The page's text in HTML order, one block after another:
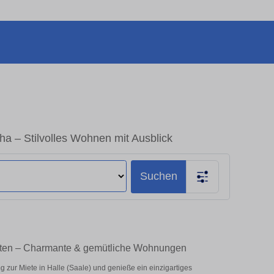
– Stilvolles Wohnen mit Ausblick
Suchen
– Charmante & gemütliche Wohnungen
zur Miete in Halle (Saale) und genieße ein einzigartiges